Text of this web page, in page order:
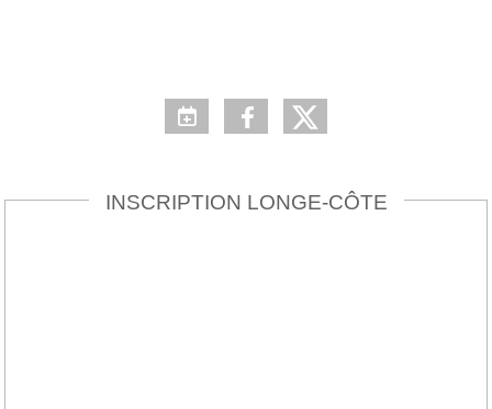
INSCRIPTION LONGE-CÔTE